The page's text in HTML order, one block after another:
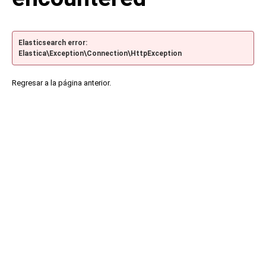
Elasticsearch error:
Elastica\Exception\Connection\HttpException
Regresar a la página anterior.